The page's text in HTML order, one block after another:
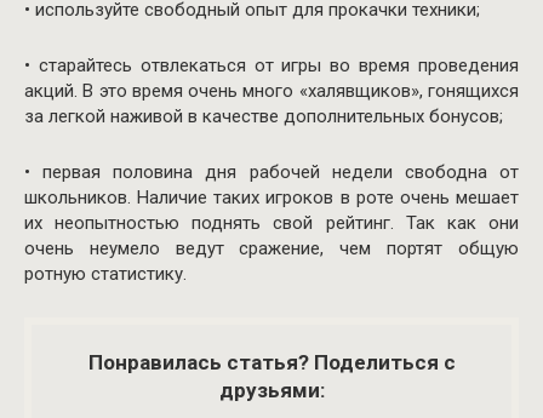
• используйте свободный опыт для прокачки техники;
• старайтесь отвлекаться от игры во время проведения
акций. В это время очень много «халявщиков», гонящихся
за легкой наживой в качестве дополнительных бонусов;
• первая половина дня рабочей недели свободна от
школьников. Наличие таких игроков в роте очень мешает
их неопытностью поднять свой рейтинг. Так как они
очень неумело ведут сражение, чем портят общую
ротную статистику.
Понравилась статья? Поделиться с
друзьями: